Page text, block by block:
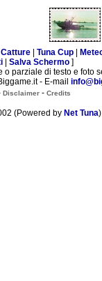
Catture Tuna Cup
| Salva Schermo]
parziale di testo e foto
- E-mail
Disclaimer - Credits
(Powered by Net Tuna)